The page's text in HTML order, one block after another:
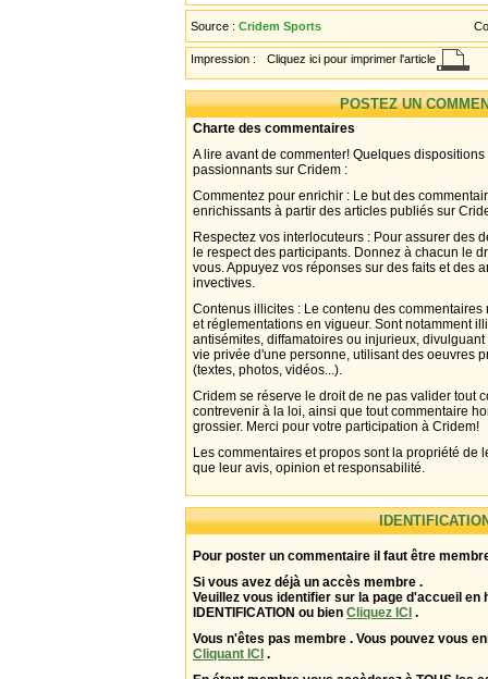
Source : Cridem Sports
Impression : Cliquez ici pour imprimer l'article
POSTEZ UN
Charte des commentaires
A lire avant de commenter! Quelques
passionnants sur Cridem :
Commentez pour enrichir : Le but des
enrichissants à partir des articles publiés sur
Respectez vos interlocuteurs : Pour assurer des
le respect des participants. Donnez à chacun le
vous. Appuyez vos réponses sur des faits et des
invectives.
Contenus illicites : Le contenu des
et réglementations en vigueur. Sont notamment
antisémites, diffamatoires ou injurieux,
vie privée d'une personne, utilisant des oeuvres
(textes, photos, vidéos...).
Cridem se réserve le droit de ne pas valider tout
contrevenir à la loi, ainsi que tout commentaire
grossier. Merci pour votre participation à Cridem!
Les commentaires et propos sont la propriété de
que leur avis, opinion et responsabilité.
Pour poster un commentaire il faut être
Si vous avez déjà un accès membre .
Veuillez vous identifier sur la page d'accueil en
IDENTIFICATION ou bien Cliquez ICI .
Vous n'êtes pas membre . Vous pouvez vous
Cliquant ICI .